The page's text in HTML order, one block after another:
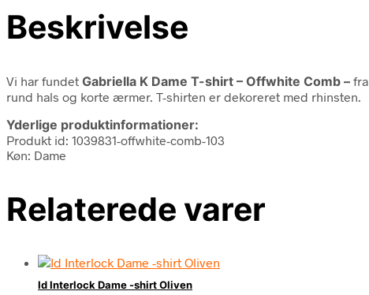
Beskrivelse
Vi har fundet Gabriella K Dame T-shirt – Offwhite Comb – fra
rund hals og korte ærmer. T-shirten er dekoreret med rhinsten.
Yderlige produktinformationer:
Produkt id: 1039831-offwhite-comb-103
Køn: Dame
Relaterede varer
Id Interlock Dame -shirt Oliven